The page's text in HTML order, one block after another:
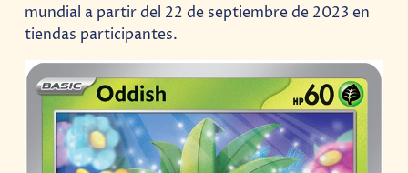
mundial a partir del 22 de septiembre de 2023 en
tiendas participantes.